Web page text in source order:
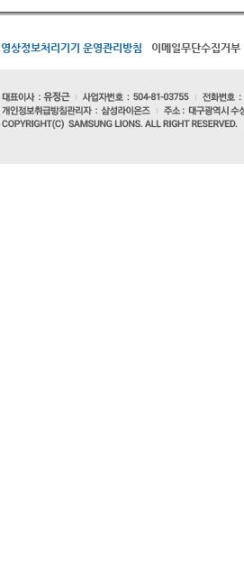
영상정보처리기기 운영관리방침 이메일무단수집거부